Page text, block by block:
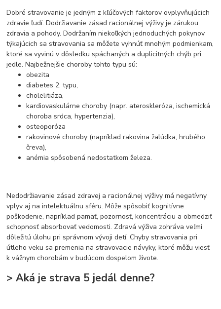
Dobré stravovanie je jedným z kľúčových faktorov ovplyvňujúcich
zdravie ľudí. Dodržiavanie zásad racionálnej výživy je zárukou
zdravia a pohody. Dodržaním niekoľkých jednoduchých pokynov
týkajúcich sa stravovania sa môžete vyhnúť mnohým podmienkam,
ktoré sa vyvinú v dôsledku spáchaných a duplicitných chýb pri
jedle. Najbežnejšie choroby tohto typu sú:
obezita
diabetes 2. typu,
cholelitiáza,
kardiovaskulárne choroby (napr. ateroskleróza, ischemická
choroba srdca, hypertenzia),
osteoporóza
rakovinové choroby (napríklad rakovina žalúdka, hrubého
čreva),
anémia spôsobená nedostatkom železa.
Nedodržiavanie zásad zdravej a racionálnej výživy má negatívny
vplyv aj na intelektuálnu sféru. Môže spôsobiť kognitívne
poškodenie, napríklad pamäť, pozornosť, koncentráciu a obmedziť
schopnosť absorbovať vedomosti. Zdravá výživa zohráva veľmi
dôležitú úlohu pri správnom vývoji detí. Chyby stravovania pri
útleho veku sa premenia na stravovacie návyky, ktoré môžu viesť
k vážnym chorobám v budúcom dospelom živote.
> Aká je strava 5 jedál denne?